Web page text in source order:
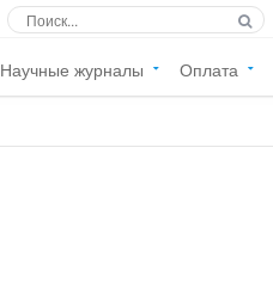
Научные журналы Оплата